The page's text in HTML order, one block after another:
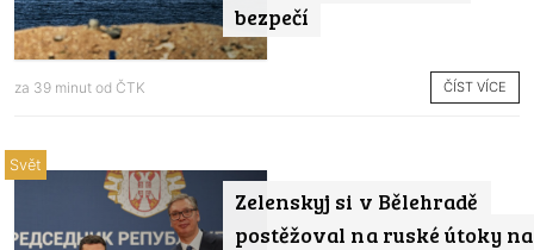
bezpečí
za 39 minut od ČTK ČÍST VÍCE
Zelenskyj si v Bělehradě
postěžoval na ruské útoky na
Svět